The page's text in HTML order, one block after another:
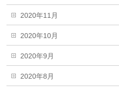
2020年11月
2020年10月
2020年9月
2020年8月